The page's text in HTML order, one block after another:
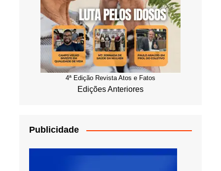
4ª Edição Revista Atos e Fatos
Edições Anteriores
Publicidade